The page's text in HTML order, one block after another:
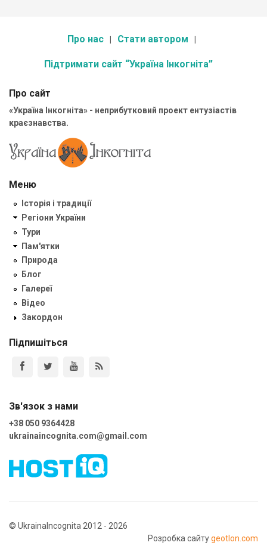
Про нас Стати автором
Підтримати сайт “Україна Інкогніта”
Про сайт
«Україна Інкогніта» - неприбутковий проект ентузіастів
краєзнавства.
Меню
Історія і традиції
Регіони України
Тури
Пам'ятки
Природа
Блог
Галереї
Відео
Закордон
Підпишіться
Зв'язок з нами
+38 050 9364428
ukrainaincognita.com@gmail.com
© UkrainaIncognita 2012 - 2026
Розробка сайтуgeotlon.com